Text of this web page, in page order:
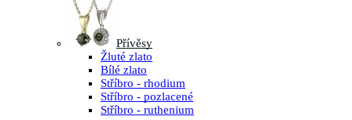
Přívěsy
Žluté zlato
Bílé zlato
Stříbro - rhodium
Stříbro - pozlacené
Stříbro - ruthenium